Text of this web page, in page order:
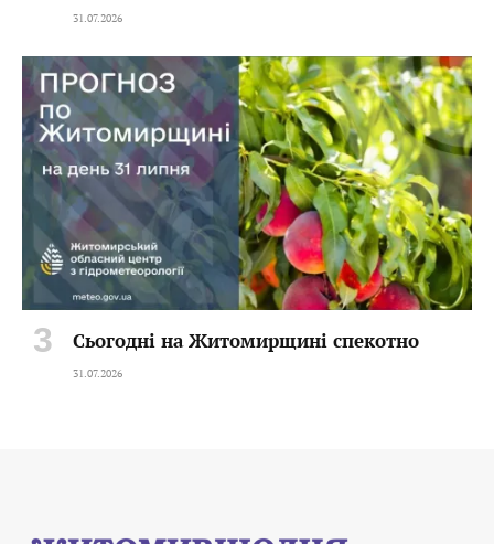
31.07.2026
Сьогодні на Житомирщині спекотно
31.07.2026